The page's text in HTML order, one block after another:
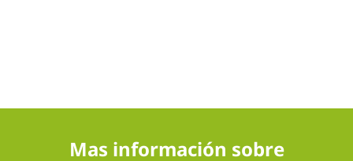
Mas información sobre